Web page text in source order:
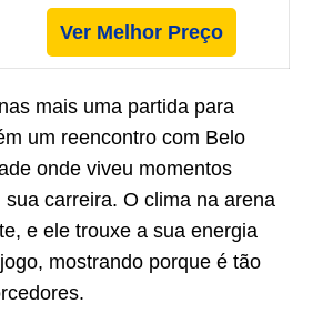
Ver Melhor Preço
mais uma partida para
um reencontro com Belo
onde viveu momentos
sua carreira. O clima na arena
e ele trouxe a sua energia
mostrando porque é tão